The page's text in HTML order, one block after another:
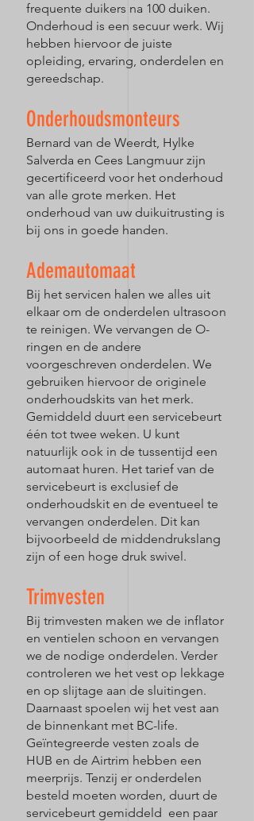
frequente duikers na 100 duiken.
Onderhoud is een secuur werk. Wij
hebben hiervoor de juiste
opleiding, ervaring, onderdelen en
gereedschap.
Onderhoudsmonteurs
Bernard van de Weerdt, Hylke
Salverda en Cees Langmuur zijn
gecertificeerd voor het onderhoud
van alle grote merken. Het
onderhoud van uw duikuitrusting is
bij ons in goede handen.
Ademautomaat
Bij het servicen halen we alles uit
elkaar om de onderdelen ultrasoon
te reinigen. We vervangen de O-
ringen en de andere
voorgeschreven onderdelen. We
gebruiken hiervoor de originele
onderhoudskits van het merk.
Gemiddeld duurt een servicebeurt
één tot twee weken. U kunt
natuurlijk ook in de tussentijd een
automaat huren. Het tarief van de
servicebeurt is exclusief de
onderhoudskit en de eventueel te
vervangen onderdelen. Dit kan
bijvoorbeeld de middendrukslang
zijn of een hoge druk swivel.
Trimvesten
Bij trimvesten maken we de inflator
en ventielen schoon en vervangen
we de nodige onderdelen. Verder
controleren we het vest op lekkage
en op slijtage aan de sluitingen.
Daarnaast spoelen wij het vest aan
de binnenkant met BC-life.
Geïntegreerde vesten zoals de
HUB en de Airtrim hebben een
meerprijs. Tenzij er onderdelen
besteld moeten worden, duurt de
servicebeurt gemiddeld een paar